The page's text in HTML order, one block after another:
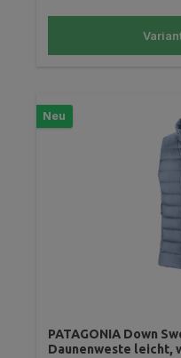
Neu
PATAGONIA Down
Daunenweste leicht,